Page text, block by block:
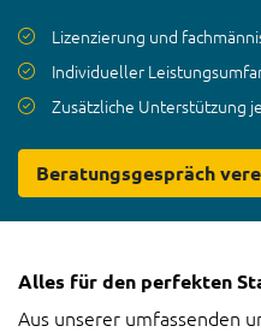
Lizenzierung und
Individueller
Zusätzliche Unterstützung
Beratungsgespräch
Alles für den perfekten
Aus unserer umfassenden